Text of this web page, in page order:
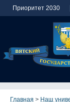
Приоритет 2030
Главная > Наш